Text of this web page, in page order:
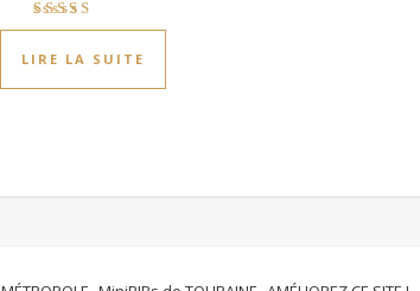
Note
sur 5
LIRE LA SUITE